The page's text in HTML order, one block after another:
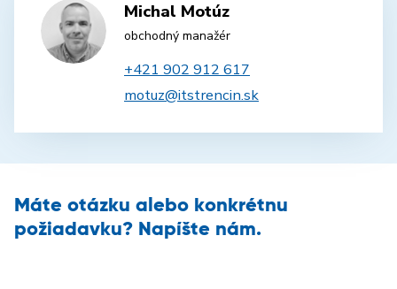
Michal Motúz
obchodný manažér
+421 902 912 617
motuz@itstrencin.sk
Máte otázku alebo konkrétnu
požiadavku? Napíšte nám.